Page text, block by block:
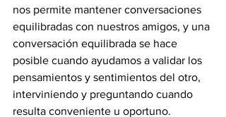
nos permite mantener conversaciones
equilibradas con nuestros amigos, y una
conversación equilibrada se hace
posible cuando ayudamos a validar los
pensamientos y sentimientos del otro,
interviniendo y preguntando cuando
resulta conveniente u oportuno.